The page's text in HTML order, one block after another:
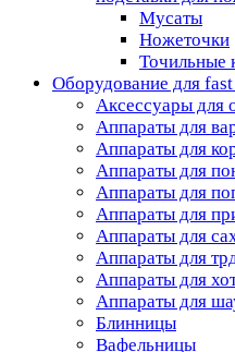
Мусаты
Ножеточки
Точильные
Оборудование для
Аксессуары для
Аппараты для
Аппараты для
Аппараты для
Аппараты для
Аппараты для
Аппараты для
Аппараты для
Аппараты для
Аппараты для
Блинницы
Вафельницы